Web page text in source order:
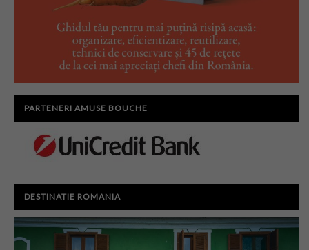
PARTENERI AMUSE BOUCHE
DESTINATIE ROMANIA